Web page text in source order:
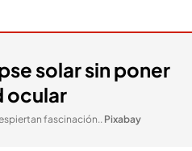
solar sin poner
ocular
fascinación.. Pixabay